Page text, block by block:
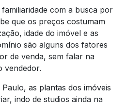
com a busca por
que os preços costumam
idade do imóvel e as
são alguns dos fatores
de venda, sem falar na
vendedor.
as plantas dos imóveis
indo de studios ainda na